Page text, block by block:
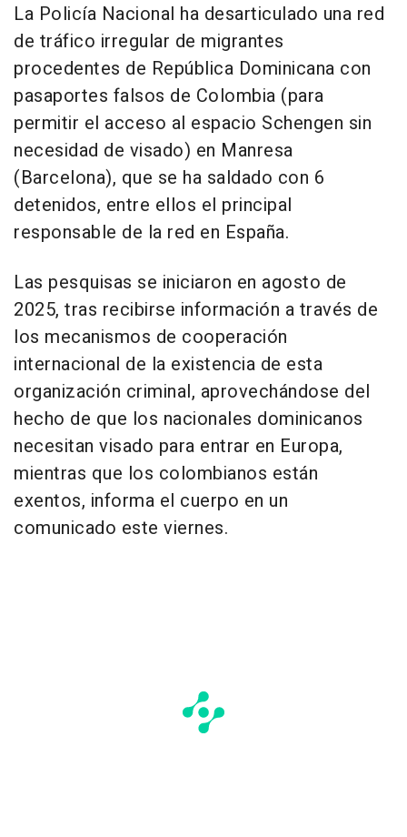
La Policía Nacional ha desarticulado una red
de tráfico irregular de migrantes
procedentes de República Dominicana con
pasaportes falsos de Colombia (para
permitir el acceso al espacio Schengen sin
necesidad de visado) en Manresa
(Barcelona), que se ha saldado con 6
detenidos, entre ellos el principal
responsable de la red en España.
Las pesquisas se iniciaron en agosto de
2025, tras recibirse información a través de
los mecanismos de cooperación
internacional de la existencia de esta
organización criminal, aprovechándose del
hecho de que los nacionales dominicanos
necesitan visado para entrar en Europa,
mientras que los colombianos están
exentos, informa el cuerpo en un
comunicado este viernes.